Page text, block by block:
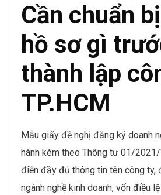
Cần chuẩn
hồ sơ gì
thành lập
TP.HCM
Mẫu giấy đề nghị đăng ký doanh
hành kèm theo Thông tư 01/2021/
điền đầy đủ thông tin tên công ty,
ngành nghề kinh doanh, vốn điều